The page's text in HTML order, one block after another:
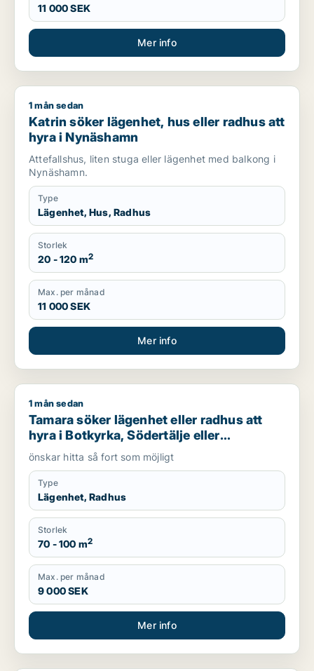
11 000 SEK
Mer info
Katrin söker lägenhet, hus eller radhus att hyra i Nynäshamn
1 mån sedan
Katrin söker lägenhet, hus eller radhus att
hyra i Nynäshamn
Attefallshus, liten stuga eller lägenhet med balkong i
Nynäshamn.
Type
Lägenhet, Hus, Radhus
Storlek
20 - 120 m2
Max. per månad
11 000 SEK
Mer info
Tamara söker lägenhet eller radhus att hyra i Botkyrka,
1 mån sedan
Tamara söker lägenhet eller radhus att
hyra i Botkyrka, Södertälje eller
Södermalm
önskar hitta så fort som möjligt
Type
Lägenhet, Radhus
Storlek
70 - 100 m2
Max. per månad
9 000 SEK
Mer info